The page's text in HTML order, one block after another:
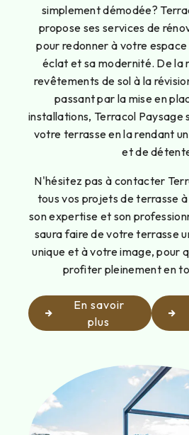
simplement démodée?
propose ses services de
pour redonner à votre
éclat et sa modernité. De la
revêtements de sol à la
passant par la mise en
installations, Terracol Paysage
votre terrasse en la rendant
et de
N'hésitez pas à contacter
tous vos projets de terrasse
son expertise et son
saura faire de votre terrasse
unique et à votre image, pour
profiter pleinement en
En savoir
plus